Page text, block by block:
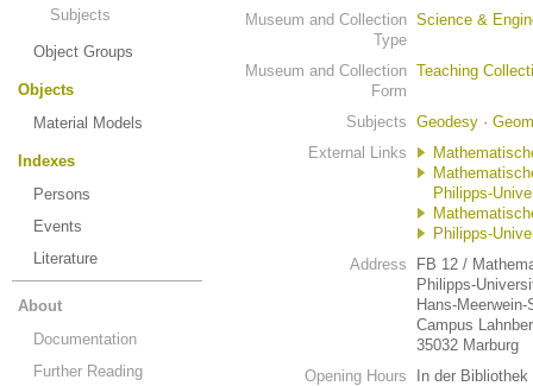
Subjects
Object Groups
Objects
Material Models
Indexes
Persons
Events
Literature
About
Documentation
Further Reading
Museum and Collection
Type
Science &
Museum and Collection
Form
Teaching
Subjects Geodesy ·
External Links
Philipps-
Philipps-
Address
FB 12 /
Philipps-
Hans-Meerwein-
Campus
35032 Marburg
Opening Hours
In der